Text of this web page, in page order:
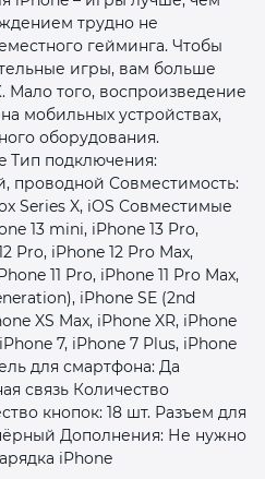
трудно не
гейминга. Чтобы
игры, вам больше
того, воспроизведение
мобильных устройствах,
оборудования.
Тип подключения:
проводной Совместимость:
Series X, iOS Совместимые
13 mini, iPhone 13 Pro,
Pro, iPhone 12 Pro Max,
11 Pro, iPhone 11 Pro Max,
iPhone SE (2nd
XS Max, iPhone XR, iPhone
7, iPhone 7 Plus, iPhone
для смартфона: Да
связь Количество
кнопок: 18 шт. Разъем для
Дополнения: Не нужно
iPhone
раз в 2 недели